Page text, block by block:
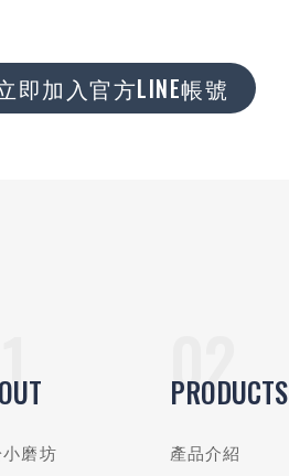
即加入官方LINE帳號
小磨坊
PRODUCTS
產品介紹